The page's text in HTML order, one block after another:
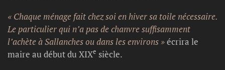
« Chaque ménage fait chez soi en hiver sa toile nécessaire.
Le particulier qui n’a pas de chanvre suffisamment
l’achète à Sallanches ou dans les environs »écrira le
maire au début du XIXe siècle.